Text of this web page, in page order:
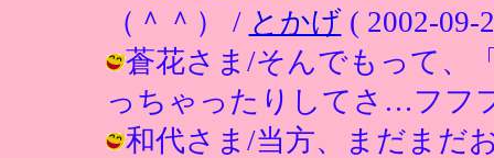
（＾＾） / とかげ( 2002-09-
蒼花さま/そんでもって、
っちゃったりしてさ…フフ
和代さま/当方、まだまだ